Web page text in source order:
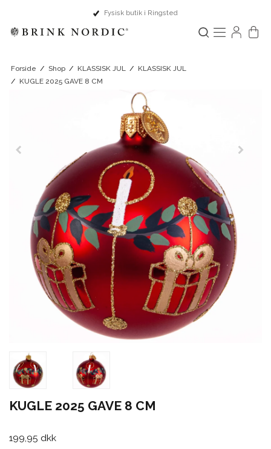
Dansk design & Europæisk håndværk
Forside / Shop / KLASSISK JUL / KLASSISK JUL
/ KUGLE 2025 GAVE 8 CM
KUGLE 2025 GAVE 8 CM
199,95 dkk